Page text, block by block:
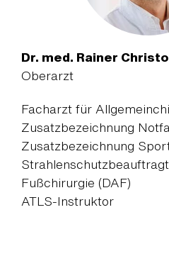
Dr. med. Rainer
Oberarzt
Facharzt für
Zusatzbezeichnung
Zusatzbezeichnung
Fußchirurgie (DAF)
ATLS-Instruktor